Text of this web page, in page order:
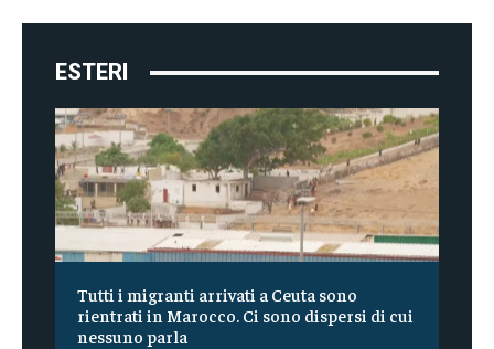
ESTERI
Tutti i migranti arrivati a Ceuta sono
rientrati in Marocco. Ci sono dispersi di cui
nessuno parla